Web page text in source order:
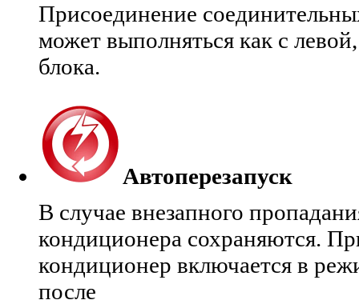
Присоединение
может выполняться как с
блока.
Автоперезапуск
В случае внезапного
кондиционера сохраняются.
кондиционер включается в
после